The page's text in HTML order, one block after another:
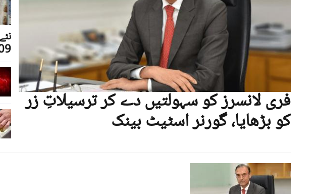
فری لانسرز کو سہولتیں دے کر ترسیلاتِ زر
کو بڑھایا، گورنر اسٹیٹ بینک
31.09